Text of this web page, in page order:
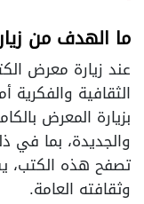
ما الهدف من
عند زيارة معرض
الثقافية والفكرية
بزيارة المعرض
والجديدة، بما في
تصفح هذه الكتب،
وثقافته العامة.